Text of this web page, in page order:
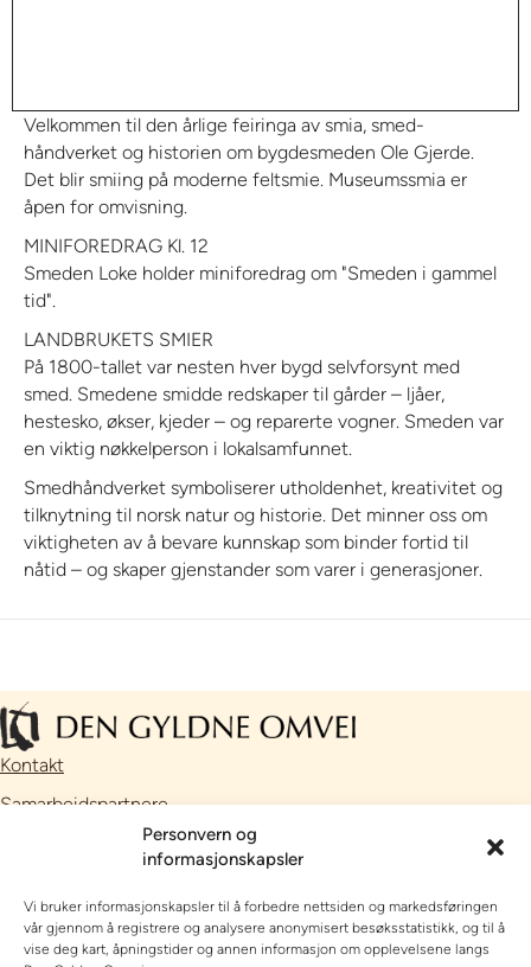
Personvern og
informasjonskapsler
Vi bruker informasjonskapsler til å forbedre nettsiden og markedsføringen
vår gjennom å registrere og analysere anonymisert besøksstatistikk, og til å
vise deg kart, åpningstider og annen informasjon om opplevelsene langs
Velkommen til den årlige feiringa av smia, smed-
håndverket og historien om bygdesmeden Ole Gjerde.
Det blir smiing på moderne feltsmie. Museumssmia er
åpen for omvisning.
MINIFOREDRAG Kl. 12
Smeden Loke holder miniforedrag om "Smeden i gammel
tid".
LANDBRUKETS SMIER
På 1800-tallet var nesten hver bygd selvforsynt med
smed. Smedene smidde redskaper til gårder – ljåer,
hestesko, økser, kjeder – og reparerte vogner. Smeden var
en viktig nøkkelperson i lokalsamfunnet.
Smedhåndverket symboliserer utholdenhet, kreativitet og
tilknytning til norsk natur og historie. Det minner oss om
viktigheten av å bevare kunnskap som binder fortid til
nåtid – og skaper gjenstander som varer i generasjoner.
Kontakt
Samarbeidspartnere
// Nettside utviklet avTalkto